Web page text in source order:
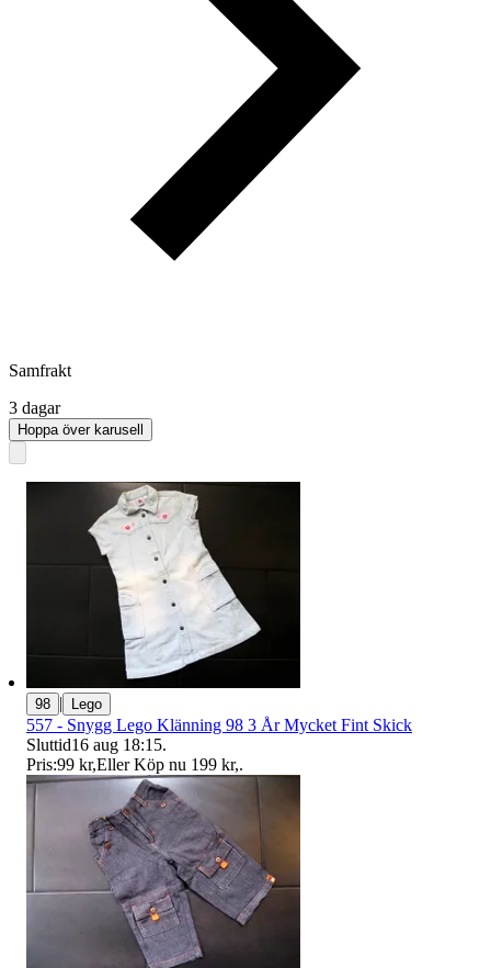
Samfrakt
3 dagar
Hoppa över karusell
98 | Lego
557 - Snygg Lego Klänning 98 3 År Mycket Fint Skick
Sluttid16 aug 18:15.
Pris:99 kr,Eller Köp nu 199 kr,.